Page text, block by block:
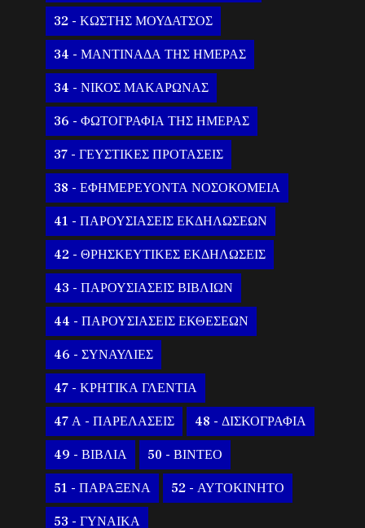
32 - ΚΩΣΤΗΣ ΜΟΥΔΑΤΣΟΣ
34 - ΜΑΝΤΙΝΑΔΑ ΤΗΣ ΗΜΕΡΑΣ
34 - ΝΙΚΟΣ ΜΑΚΑΡΩΝΑΣ
36 - ΦΩΤΟΓΡΑΦΙΑ ΤΗΣ ΗΜΕΡΑΣ
37 - ΓΕΥΣΤΙΚΕΣ ΠΡΟΤΑΣΕΙΣ
38 - ΕΦΗΜΕΡΕΥΟΝΤΑ ΝΟΣΟΚΟΜΕΙΑ
41 - ΠΑΡΟΥΣΙΑΣΕΙΣ ΕΚΔΗΛΩΣΕΩΝ
42 - ΘΡΗΣΚΕΥΤΙΚΕΣ ΕΚΔΗΛΩΣΕΙΣ
43 - ΠΑΡΟΥΣΙΑΣΕΙΣ ΒΙΒΛΙΩΝ
44 - ΠΑΡΟΥΣΙΑΣΕΙΣ ΕΚΘΕΣΕΩΝ
46 - ΣΥΝΑΥΛΙΕΣ
47 - ΚΡΗΤΙΚΑ ΓΛΕΝΤΙΑ
47 Α - ΠΑΡΕΛΑΣΕΙΣ 48 - ΔΙΣΚΟΓΡΑΦΙΑ
49 - ΒΙΒΛΙΑ 50 - ΒΙΝΤΕΟ
51 - ΠΑΡΑΞΕΝΑ 52 - ΑΥΤΟΚΙΝΗΤΟ
53 - ΓΥΝΑΙΚΑ